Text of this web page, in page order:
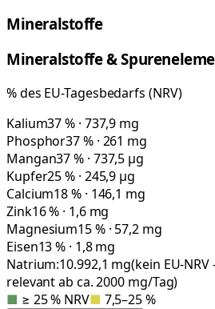
Mineralstoffe
Mineralstoffe &
% des EU-Tagesbedarfs (NRV)
Kalium37 % · 737,9 mg
Phosphor37 % · 261 mg
Mangan37 % · 737,5 µg
Kupfer25 % · 245,9 µg
Calcium18 % · 146,1 mg
Zink16 % · 1,6 mg
Magnesium15 % · 57,2 mg
Eisen13 % · 1,8 mg
Natrium:10.992,1 mg(kein EU-
relevant ab ca. 2000 mg/Tag)
■ ≥ 25 % NRV■ 7,5–25 %